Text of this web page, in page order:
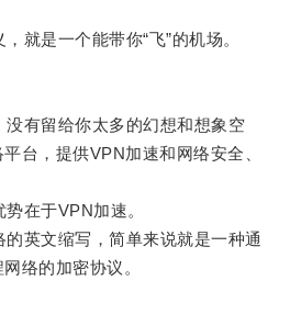
是一个能带你“飞”的机场。
有留给你太多的幻想和想象空
台，提供VPN加速和网络安全、
在于VPN加速。
英文缩写，简单来说就是一种通
络的加密协议。